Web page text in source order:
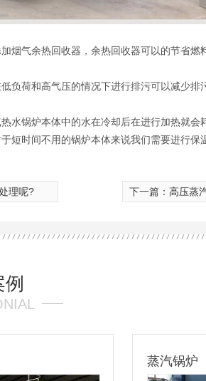
气余热回收器，余热回收器可以的节省燃
荷和高气压的情况下进行排污可以减少排
锅炉本体中的水在冷却后在进行加热就会
短时间不用的锅炉本体来说我们需要进行保
理呢? 下一篇： 高压蒸
立式蒸汽